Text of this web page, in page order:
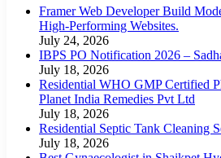
Framer Web Developer Build
High-Performing Websites.
July 24, 2026
IBPS PO Notification 2026 –
July 18, 2026
Residential WHO GMP Certified
Planet India Remedies Pvt Ltd
July 18, 2026
Residential Septic Tank Cleaning
July 18, 2026